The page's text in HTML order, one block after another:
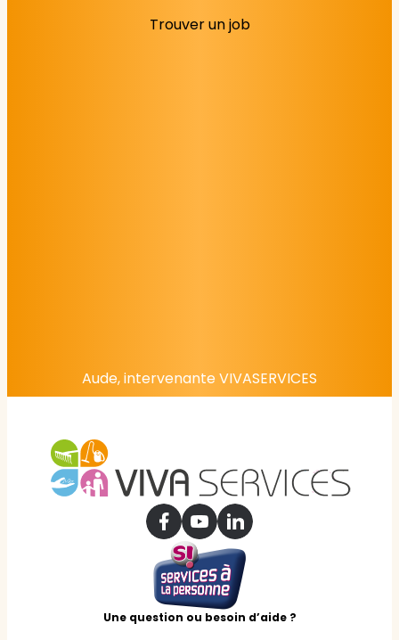
Trouver un job
Aude, intervenante VIVASERVICES
Une question ou besoin d’aide ?